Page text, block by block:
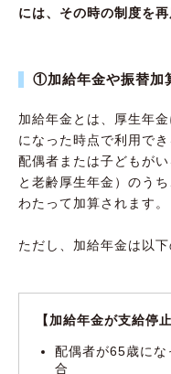
には、その時の制度を
①加給年金や振替加
加給年金とは、厚生年
になった時点で利用で
配偶者または子どもが
と老齢厚生年金）のう
わたって加算されます。
ただし、加給年金は以
【加給年金が支給停
配偶者が65歳に
合